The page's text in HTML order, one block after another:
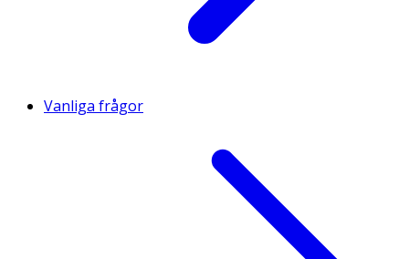
Vanliga frågor